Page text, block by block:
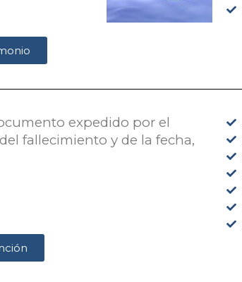
expedido por el
fallecimiento y de la fecha,